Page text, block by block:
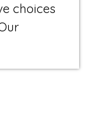
choices